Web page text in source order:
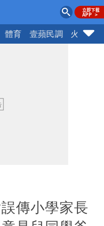
體育 壹蘋民調 火線話
傳小學家長